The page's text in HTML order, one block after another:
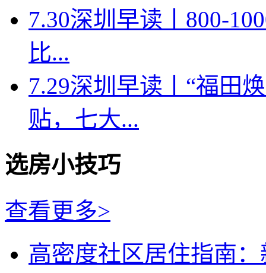
7.30深圳早读丨800-
比...
7.29深圳早读丨“福田
贴，七大...
选房小技巧
查看更多>
高密度社区居住指南